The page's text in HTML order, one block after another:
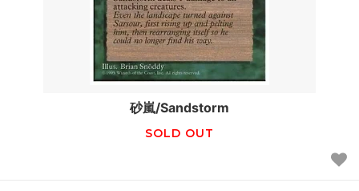
砂嵐/Sandstorm
SOLD OUT